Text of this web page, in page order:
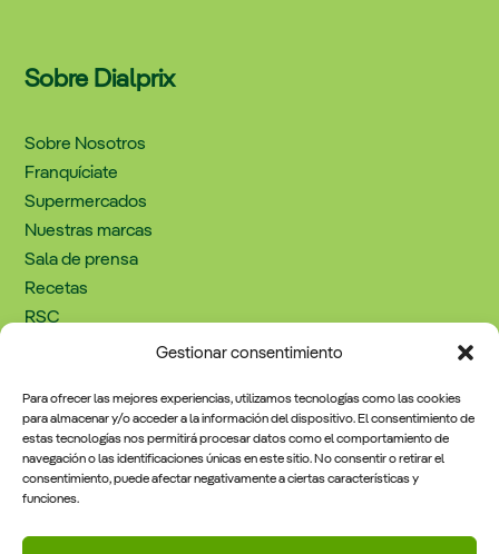
Gestionar consentimiento
Para ofrecer las mejores experiencias, utilizamos tecnologías como las cookies
para almacenar y/o acceder a la información del dispositivo. El consentimiento de
estas tecnologías nos permitirá procesar datos como el comportamiento de
navegación o las identificaciones únicas en este sitio. No consentir o retirar el
consentimiento, puede afectar negativamente a ciertas características y
funciones.
Sobre Dialprix
Sobre Nosotros
Franquíciate
Supermercados
Nuestras marcas
Sala de prensa
Recetas
RSC
Trabaja con nosotros
Información Legal